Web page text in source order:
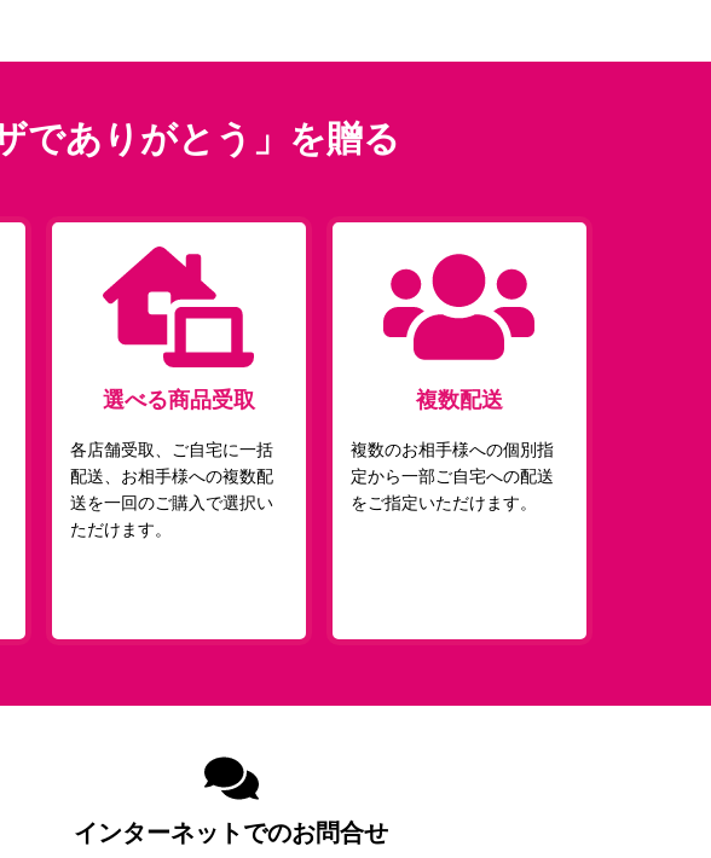
でありがとう」を贈る
選べる商品受取
各店舗受取、ご自宅に一括
配送、お相手様への複数配
送を一回のご購入で選択い
ただけます。
複数配送
複数のお相手様への個別指
定から一部ご自宅への配送
をご指定いただけます。
インターネットでのお問合せ